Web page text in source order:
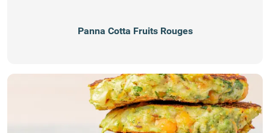
Panna Cotta Fruits Rouges